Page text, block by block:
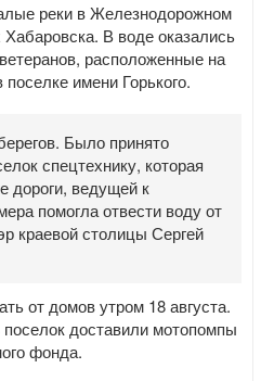
реки в Железнодорожном
В воде оказались
расположенные на
имени Горького.
Было принято
спецтехнику, которая
дороги, ведущей к
помогла отвести воду от
краевой столицы Сергей
от домов утром 18 августа.
доставили мотопомпы
фонда.